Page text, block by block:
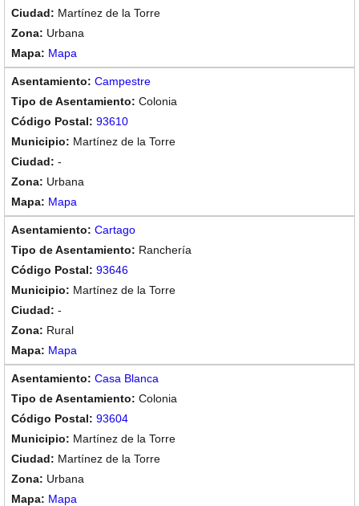
Martínez de la Torre
Urbana
Mapa
Campestre
Colonia
93610
Martínez de la Torre
-
Urbana
Mapa
Cartago
Ranchería
93646
Martínez de la Torre
-
Rural
Mapa
Casa Blanca
Colonia
93604
Martínez de la Torre
Martínez de la Torre
Urbana
Mapa